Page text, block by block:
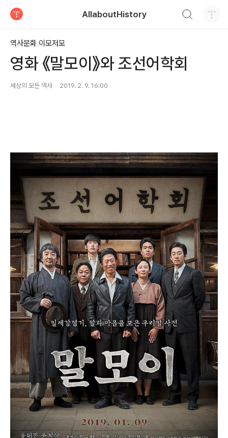
AllaboutHistory
역사문화 이모저모
영화 《말모이》와 조선어학회
세상의 모든 역사 2019. 2. 9. 16:00